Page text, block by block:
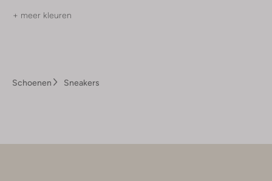
+ meer kleuren
Schoenen Sneakers